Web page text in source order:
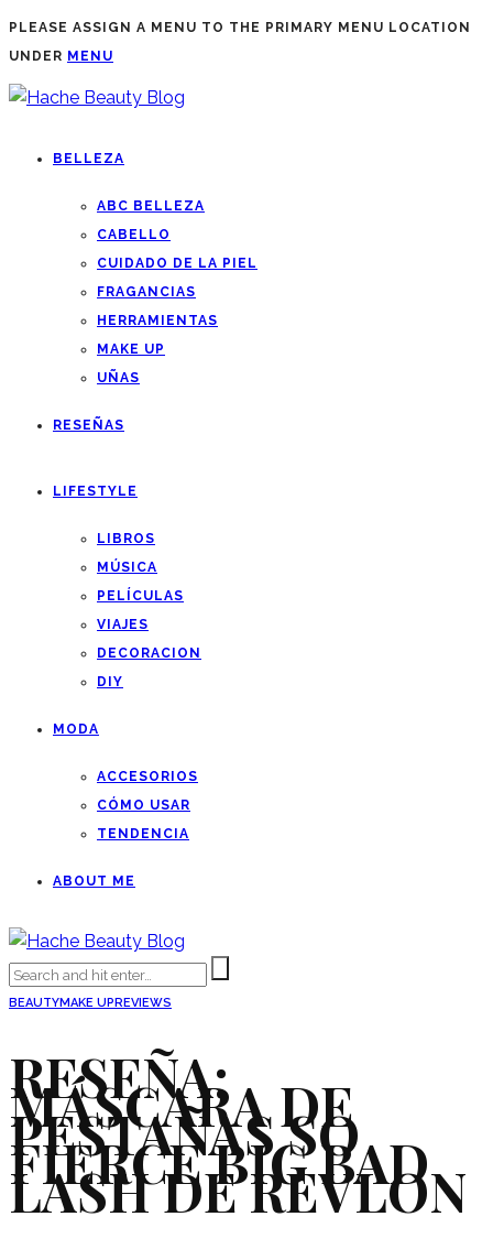
PLEASE ASSIGN A MENU TO THE PRIMARY MENU LOCATION
UNDER MENU
BELLEZA
ABC BELLEZA
CABELLO
CUIDADO DE LA PIEL
FRAGANCIAS
HERRAMIENTAS
MAKE UP
UÑAS
RESEÑAS
LIFESTYLE
LIBROS
MÚSICA
PELÍCULAS
VIAJES
DECORACION
DIY
MODA
ACCESORIOS
CÓMO USAR
TENDENCIA
ABOUT ME
BEAUTYMAKE UPREVIEWS
RESEÑA:
MÁSCARA DE
PESTAÑAS SO
FIERCE BIG BAD
LASH DE REVLON